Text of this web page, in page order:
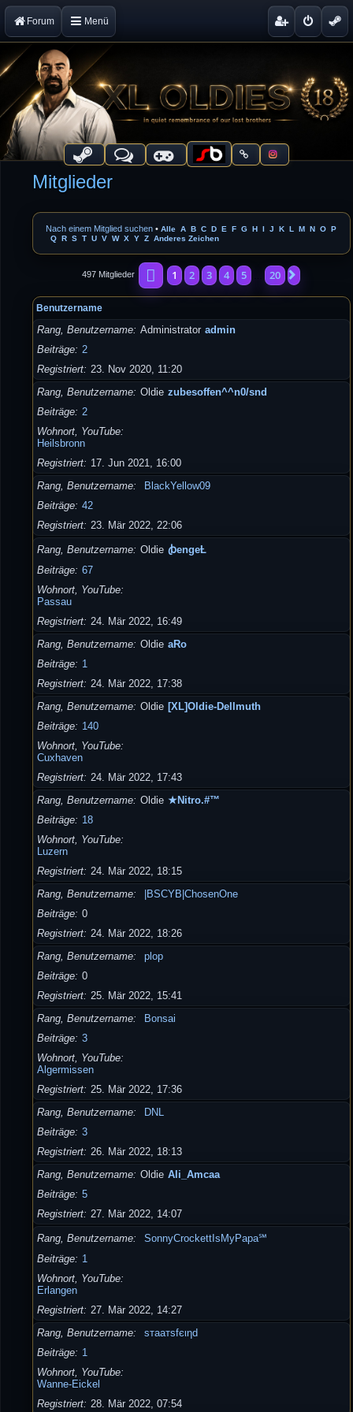
Forum Menü
Mitglieder
Nach einem Mitglied suchen •Alle A B C D E F G H I J K L M N O P
Q R S T U V W X Y Z Anderes Zeichen
497 Mitglieder Seite1von20
1 2 3 4 5 20
Benutzername
Rang, Benutzername Administrator admin
Beiträge 2
Registriert 23. Nov 2020, 11:20
Rang, Benutzername Oldie zubesoffen^^n0/snd
Beiträge 2
Wohnort, YouTube
Heilsbronn
Registriert
17. Jun 2021, 16:00
Rang, Benutzername
BlackYellow09
Beiträge 42
Registriert 23. Mär 2022, 22:06
Rang, Benutzername Oldie ꞗengeȽ
Beiträge 67
Wohnort, YouTube
Passau
Registriert 24. Mär 2022, 16:49
Rang, Benutzername Oldie aRo
Beiträge
1
Registriert 24. Mär 2022, 17:38
Rang, Benutzername Oldie [XL]Oldie-Dellmuth
Beiträge
140
Wohnort, YouTube
Cuxhaven
Registriert 24. Mär 2022, 17:43
Rang, Benutzername Oldie ★Nitro.#™
Beiträge
18
Wohnort, YouTube
Luzern
Registriert 24. Mär 2022, 18:15
Rang, Benutzername
|BSCYB|ChosenOne
Beiträge 0
Registriert 24. Mär 2022, 18:26
Rang, Benutzername
plop
Beiträge 0
Registriert 25. Mär 2022, 15:41
Rang, Benutzername
Bonsai
Beiträge 3
Wohnort, YouTube
Algermissen
Registriert 25. Mär 2022, 17:36
Rang, Benutzername
DNL
Beiträge 3
Registriert 26. Mär 2022, 18:13
Rang, Benutzername Oldie Ali_Amcaa
Beiträge 5
Registriert 27. Mär 2022, 14:07
Rang, Benutzername
SonnyCrockettIsMyPapa℠
Beiträge
1
Wohnort, YouTube
Erlangen
Registriert 27. Mär 2022, 14:27
Rang, Benutzername
ѕтaaтѕfєιηd
Beiträge
1
Wohnort, YouTube
Wanne-Eickel
Registriert 28. Mär 2022, 07:54